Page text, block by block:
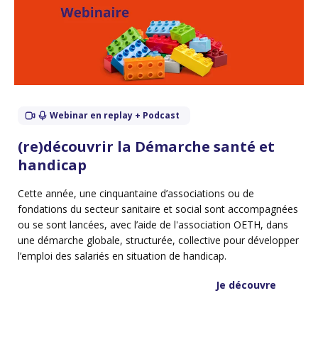
Webinar en replay + Podcast
(re)découvrir la Démarche santé et
handicap
Cette année, une cinquantaine d’associations ou de
fondations du secteur sanitaire et social sont accompagnées
ou se sont lancées, avec l’aide de l'association OETH, dans
une démarche globale, structurée, collective pour développer
l’emploi des salariés en situation de handicap.
Je découvre